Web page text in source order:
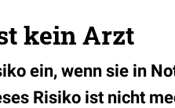
kein Arzt
ein, wenn sie in
Risiko ist nicht